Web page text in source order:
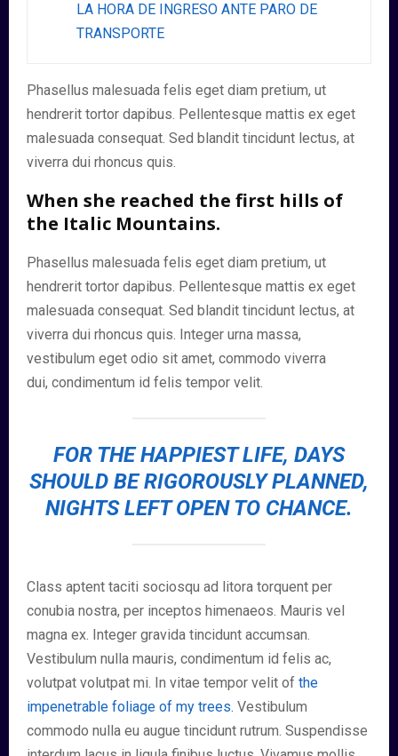
LA HORA DE INGRESO ANTE PARO DE
TRANSPORTE
Phasellus malesuada felis eget diam pretium, ut
hendrerit tortor dapibus. Pellentesque mattis ex eget
malesuada consequat. Sed blandit tincidunt lectus, at
viverra dui rhoncus quis.
When she reached the first hills of
the Italic Mountains.
Phasellus malesuada felis eget diam pretium, ut
hendrerit tortor dapibus. Pellentesque mattis ex eget
malesuada consequat. Sed blandit tincidunt lectus, at
viverra dui rhoncus quis. Integer urna massa,
vestibulum eget odio sit amet, commodo viverra
dui, condimentum id felis tempor velit.
FOR THE HAPPIEST LIFE, DAYS
SHOULD BE RIGOROUSLY PLANNED,
NIGHTS LEFT OPEN TO CHANCE.
Class aptent taciti sociosqu ad litora torquent per
conubia nostra, per inceptos himenaeos. Mauris vel
magna ex. Integer gravida tincidunt accumsan.
Vestibulum nulla mauris, condimentum id felis ac,
volutpat volutpat mi. In vitae tempor velit of the
impenetrable foliage of my trees. Vestibulum
commodo nulla eu augue tincidunt rutrum. Suspendisse